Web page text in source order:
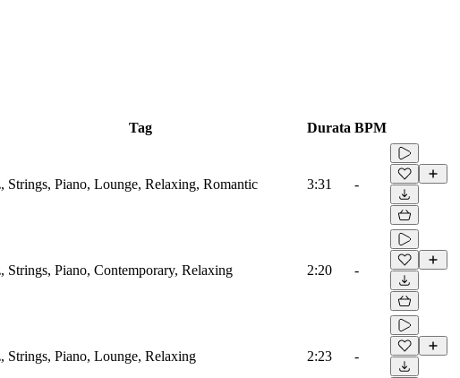
Tag Durata BPM
Strings, Piano, Lounge, Relaxing, Romantic 3:31 -
Strings, Piano, Contemporary, Relaxing 2:20 -
Strings, Piano, Lounge, Relaxing 2:23 -